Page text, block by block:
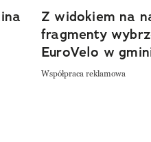
Z widokiem na
fragmenty
EuroVelo w
Współpraca reklamowa